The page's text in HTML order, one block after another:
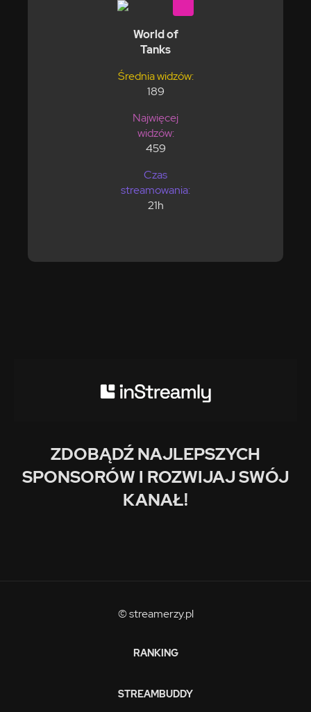
World of
Tanks
Średnia widzów:
189
Najwięcej
widzów:
459
Czas
streamowania:
21h
ZDOBĄDŹ NAJLEPSZYCH
SPONSORÓW I ROZWIJAJ SWÓJ
KANAŁ!
© streamerzy.pl
RANKING
STREAMBUDDY